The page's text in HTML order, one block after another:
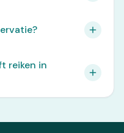
reiken in